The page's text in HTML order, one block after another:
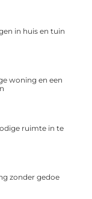
in huis en tuin
woning en een
ruimte in te
zonder gedoe